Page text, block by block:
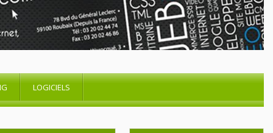
LOGICIELS